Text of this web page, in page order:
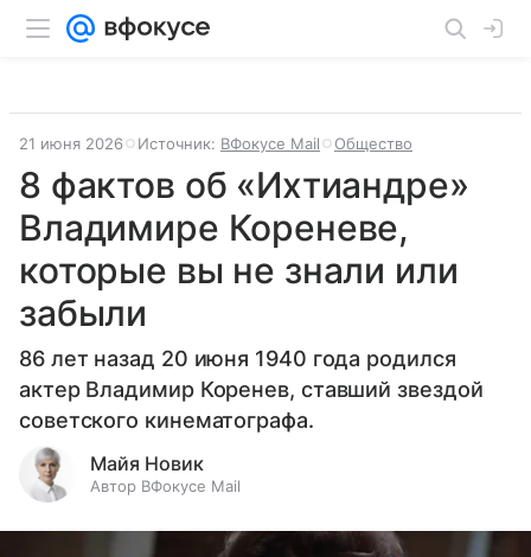
21 июня 2026 Источник: ВФокусе Mail Общество
8 фактов об «Ихтиандре»
Владимире Кореневе,
которые вы не знали или
забыли
86 лет назад 20 июня 1940 года родился
актер Владимир Коренев, ставший звездой
советского кинематографа.
Майя Новик
Автор ВФокусе Mail